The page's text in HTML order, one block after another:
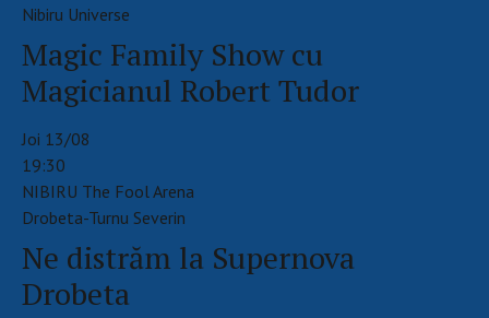
Nibiru Universe
Magic Family Show cu
Magicianul Robert Tudor
Joi 13/08
19:30
NIBIRU The Fool Arena
Drobeta-Turnu Severin
Ne distrăm la Supernova
Drobeta